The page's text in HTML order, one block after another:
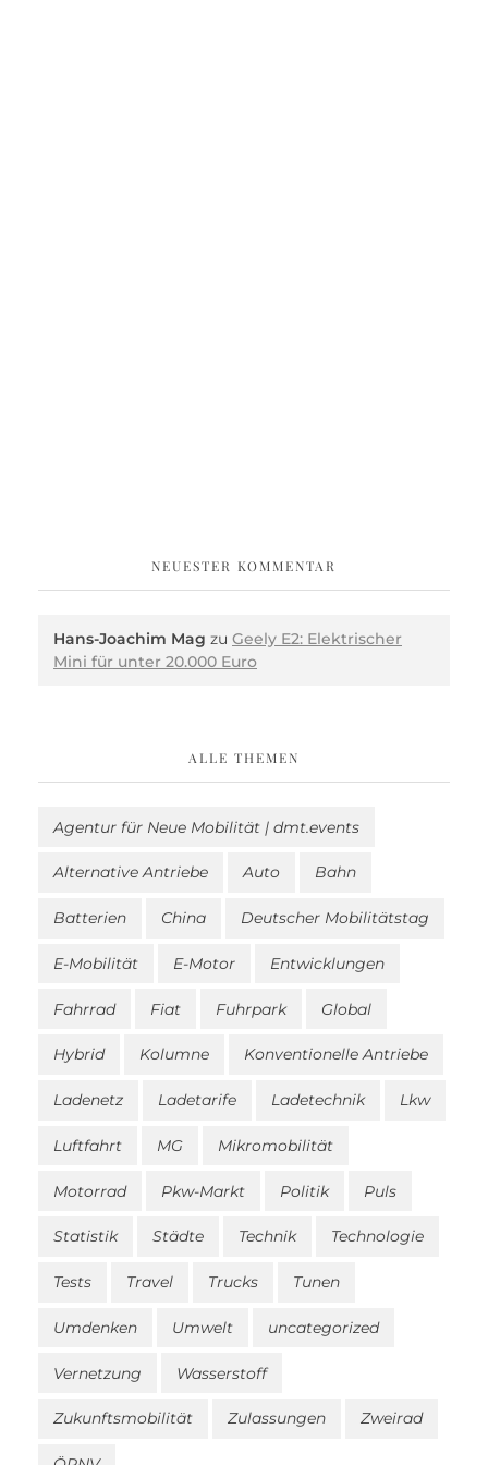
NEUESTER KOMMENTAR
Hans-Joachim Mag zu Geely E2: Elektrischer
Mini für unter 20.000 Euro
ALLE THEMEN
Agentur für Neue Mobilität | dmt.events
Alternative Antriebe Auto Bahn
Batterien China Deutscher Mobilitätstag
E-Mobilität E-Motor Entwicklungen
Fahrrad Fiat Fuhrpark Global
Hybrid Kolumne Konventionelle Antriebe
Ladenetz Ladetarife Ladetechnik Lkw
Luftfahrt MG Mikromobilität
Motorrad Pkw-Markt Politik Puls
Statistik Städte Technik Technologie
Tests Travel Trucks Tunen
Umdenken Umwelt uncategorized
Vernetzung Wasserstoff
Zukunftsmobilität Zulassungen Zweirad